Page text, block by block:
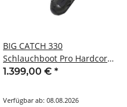
BIG CATCH 330
Schlauchboot Pro Hardcore
Oliv
1.399,00 € *
Verfügbar ab: 08.08.2026